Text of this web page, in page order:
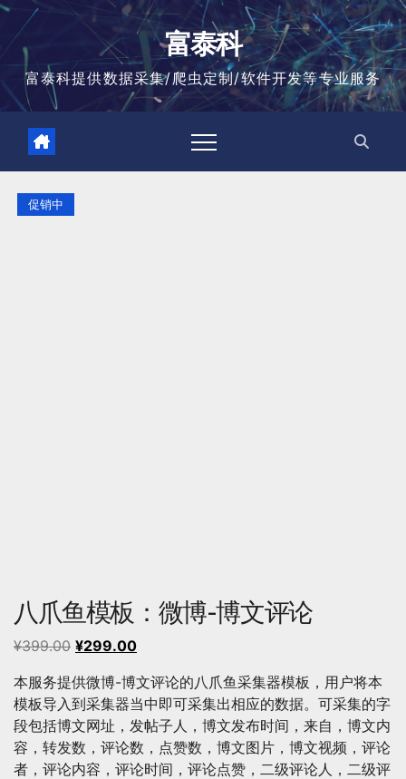
跳
富泰科
富泰科提供数据采集/爬虫定制/软件开发等专业服务
促销中
八爪鱼模板：微博-博文评论
¥399.00 原
为：
¥399.00。
¥299.00当
价
格
为：
¥299.00。
本服务提供微博-博文评论的八爪鱼采集器模板，用户将本
模板导入到采集器当中即可采集出相应的数据。可采集的字
段包括博文网址，发帖子人，博文发布时间，来自，博文内
容，转发数，评论数，点赞数，博文图片，博文视频，评论
者，评论内容，评论时间，评论点赞，二级评论人，二级评